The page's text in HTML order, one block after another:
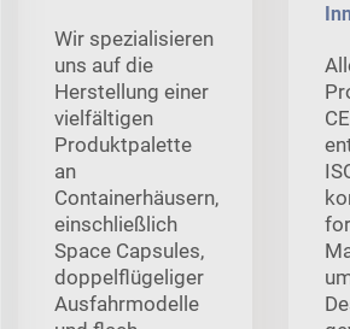
Wir spezialisieren
uns auf die
Herstellung einer
vielfältigen
Produktpalette
an
Containerhäusern,
einschließlich
Space Capsules,
doppelflügeliger
Ausfahrmodelle